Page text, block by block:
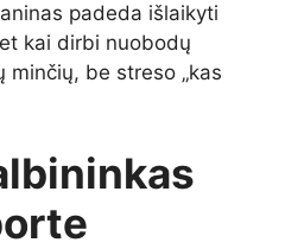
padeda išlaikyti
kai dirbi nuobodų
minčių, be streso „kas